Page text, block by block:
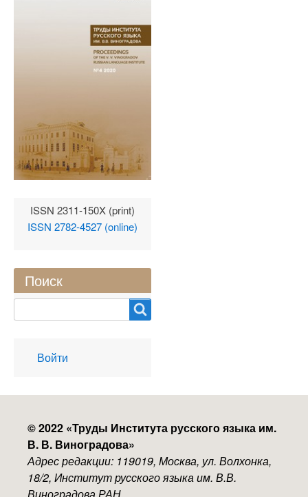
ISSN 2311-150X (print)
ISSN 2782-4527 (online)
Поиск
User
account
Войти
© 2022 «Труды Института русского языка им.
В. В. Виноградова»
Адрес редакции: 119019, Москва, ул. Волхонка,
18/2, Институт русского языка им. В.В.